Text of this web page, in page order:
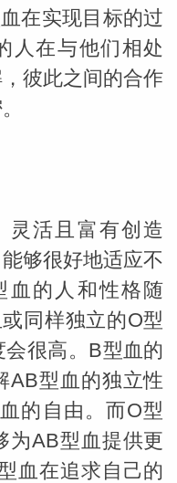
在实现目标的过
人在与他们相处
彼此之间的合作
灵活且富有创造
够很好地适应不
血的人和性格随
同样独立的O型
很高。B型血的
AB型血的独立性
的自由。而O型
为AB型血提供更
血在追求自己的